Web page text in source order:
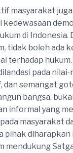
masyarakat
kedewasaan
di Indonesia.
tidak boleh ada
terhadap
pada nilai-
dan semangat
bangsa,
informal yang
masyarakat
pihak
mendukung